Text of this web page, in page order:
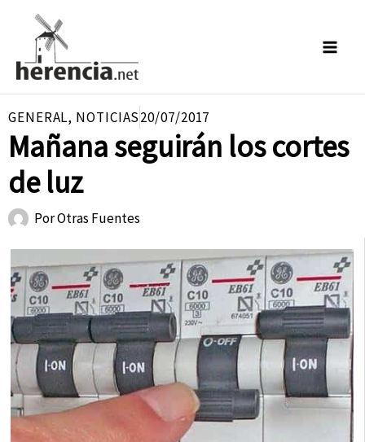
contenido
GENERAL, NOTICIAS20/07/2017
Mañana seguirán los cortes
de luz
PorOtras Fuentes